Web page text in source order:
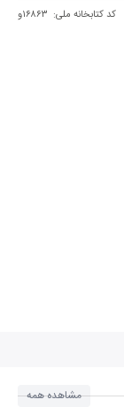
کد کتابخانه ملی: ۱۶۸۶۳و
مشاهده همه